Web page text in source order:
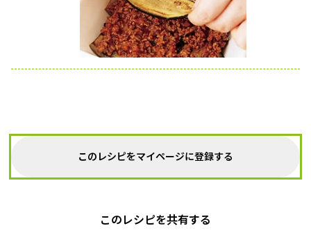
このレシピをマイページに登録する
このレシピを共有する